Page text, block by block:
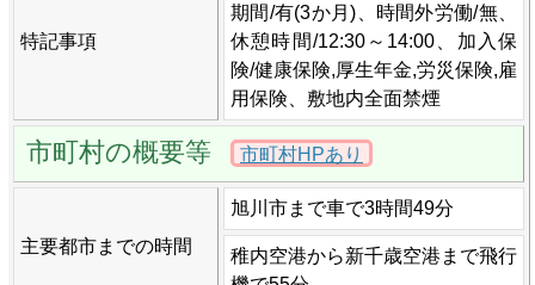
特記事項
期間/有(3か月)、時間外労働/無、
休憩時間/12:30～14:00、加入保
険/健康保険,厚生年金,労災保険,雇
用保険、敷地内全面禁煙
市町村の概要等 市町村HPあり
主要都市までの時間
旭川市まで車で3時間49分
稚内空港から新千歳空港まで飛行